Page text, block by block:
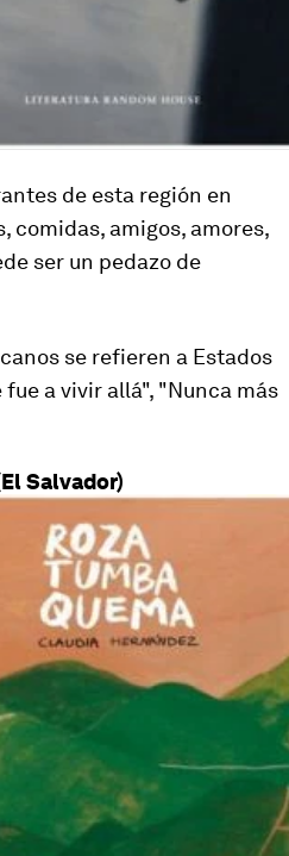
de esta región en
comidas, amigos, amores,
ser un pedazo de
se refieren a Estados
a vivir allá", "Nunca más
Salvador)